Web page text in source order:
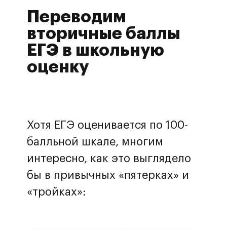
Переводим
вторичные баллы
ЕГЭ в школьную
оценку
Хотя ЕГЭ оценивается по 100-
балльной шкале, многим
интересно, как это выглядело
бы в привычных «пятерках» и
«тройках»: